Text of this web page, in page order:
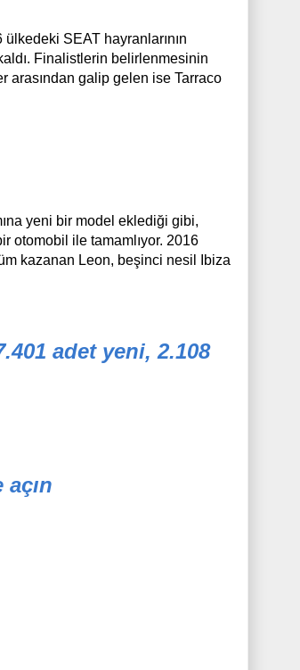
SEAT hayranlarının
Finalistlerin belirlenmesinin
arasından galip gelen ise Tarraco
yeni bir model eklediği gibi,
otomobil ile tamamlıyor. 2016
kazanan Leon, beşinci nesil Ibiza
adet yeni, 2.108